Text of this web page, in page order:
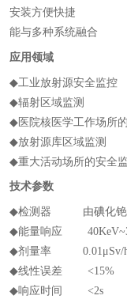
安装方便快捷
能与多种系统融合
应用领域
◆工业放射源安全监控
◆辐射区域监测
◆医院核医学工作场所
◆放射源库区域监测
◆重大活动场所的安全
技术参数
◆检测器 由碘化铯
◆能量响应
◆剂量率 0.01 μ Sv/
◆线性误差 <15%
◆响应时间 <2s